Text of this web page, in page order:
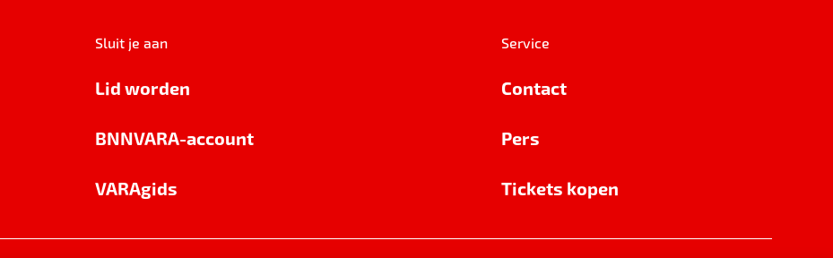
Sluit je aan
Lid worden
BNNVARA-account
VARAgids
Service
Contact
Pers
Tickets kopen